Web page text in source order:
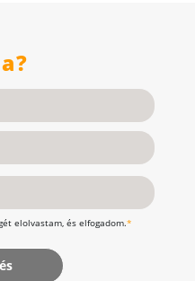
elolvastam, és elfogadom.*